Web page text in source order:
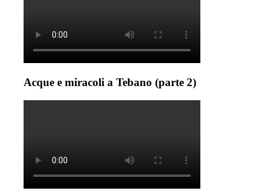
Acque e miracoli a Tebano (parte 2)